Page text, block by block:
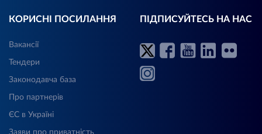
КОРИСНІ ПОСИЛАННЯ
Вакансії
Тендери
Законодавча база
Про партнерів
ЄС в Україні
Заяви про приватність
ПІДПИСУЙТЕСЬ НА НАС